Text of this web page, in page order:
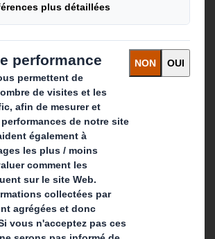
faisons-nous ?
d'emballage
de papier
de recyclage
Contact
implantations